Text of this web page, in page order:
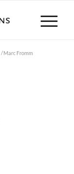
/Marc Fromm